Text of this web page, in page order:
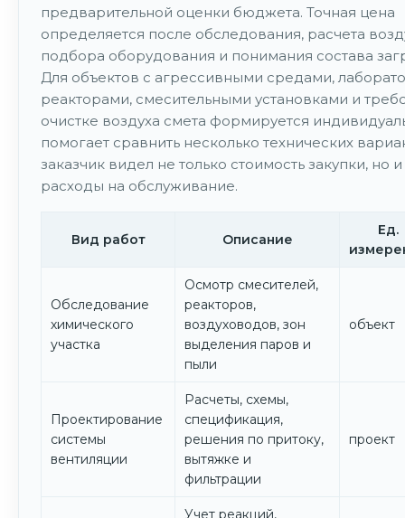
предварительной оценки бюджета. Точная цена
определяется после обследования, расчета
подбора оборудования и понимания состава
Для объектов с агрессивными средами,
реакторами, смесительными установками и
очистке воздуха смета формируется
помогает сравнить несколько технических
заказчик видел не только стоимость закупки, но
расходы на обслуживание.
Вид работ Описание
Ед.
Обследование
химического
участка
Осмотр смесителей,
реакторов,
воздуховодов, зон
выделения паров и
пыли
объект
Проектирование
системы
вентиляции
Расчеты, схемы,
спецификация,
решения по притоку,
вытяжке и
фильтрации
проект
Учет реакций,